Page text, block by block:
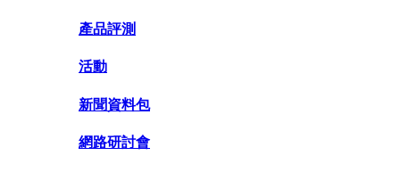
產品評測
活動
新聞資料包
網路研討會